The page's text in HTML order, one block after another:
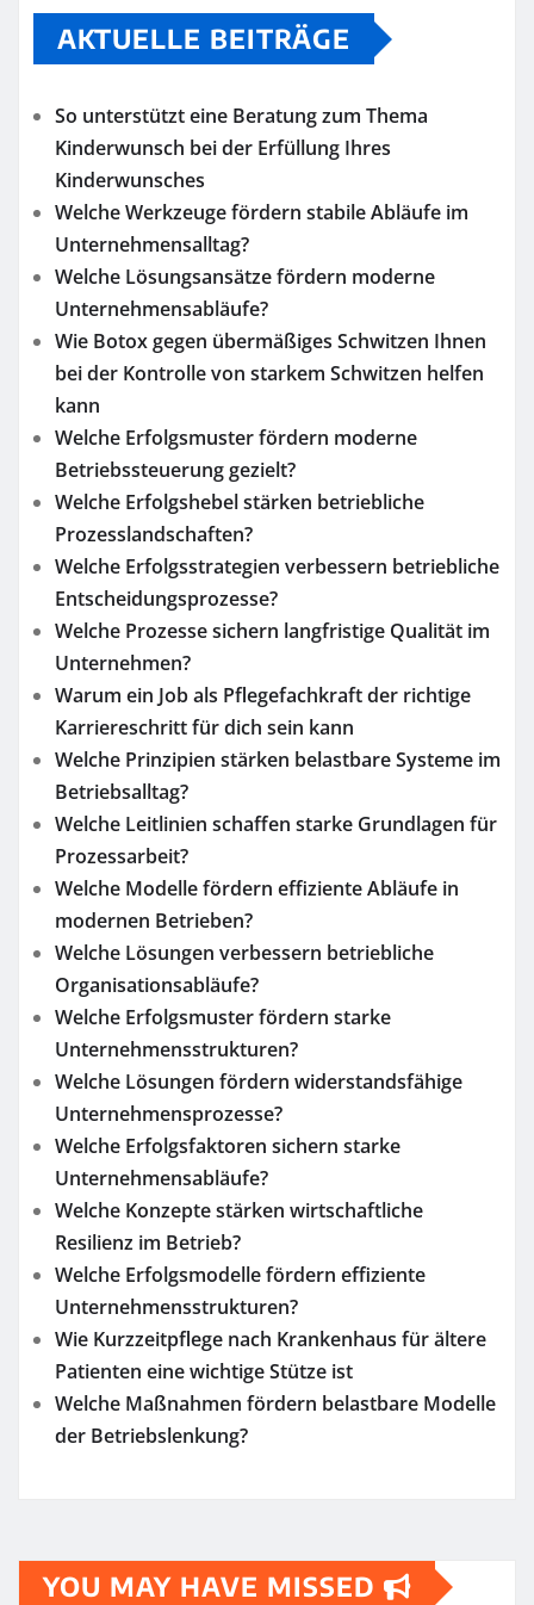
AKTUELLE BEITRÄGE
So unterstützt eine Beratung zum Thema
Kinderwunsch bei der Erfüllung Ihres
Kinderwunsches
Welche Werkzeuge fördern stabile Abläufe im
Unternehmensalltag?
Welche Lösungsansätze fördern moderne
Unternehmensabläufe?
Wie Botox gegen übermäßiges Schwitzen Ihnen
bei der Kontrolle von starkem Schwitzen helfen
kann
Welche Erfolgsmuster fördern moderne
Betriebssteuerung gezielt?
Welche Erfolgshebel stärken betriebliche
Prozesslandschaften?
Welche Erfolgsstrategien verbessern betriebliche
Entscheidungsprozesse?
Welche Prozesse sichern langfristige Qualität im
Unternehmen?
Warum ein Job als Pflegefachkraft der richtige
Karriereschritt für dich sein kann
Welche Prinzipien stärken belastbare Systeme im
Betriebsalltag?
Welche Leitlinien schaffen starke Grundlagen für
Prozessarbeit?
Welche Modelle fördern effiziente Abläufe in
modernen Betrieben?
Welche Lösungen verbessern betriebliche
Organisationsabläufe?
Welche Erfolgsmuster fördern starke
Unternehmensstrukturen?
Welche Lösungen fördern widerstandsfähige
Unternehmensprozesse?
Welche Erfolgsfaktoren sichern starke
Unternehmensabläufe?
Welche Konzepte stärken wirtschaftliche
Resilienz im Betrieb?
Welche Erfolgsmodelle fördern effiziente
Unternehmensstrukturen?
Wie Kurzzeitpflege nach Krankenhaus für ältere
Patienten eine wichtige Stütze ist
Welche Maßnahmen fördern belastbare Modelle
der Betriebslenkung?
YOU MAY HAVE MISSED